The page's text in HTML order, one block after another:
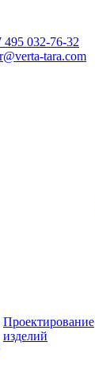
495 032-76-32
tara.com
Проектирование
изделий